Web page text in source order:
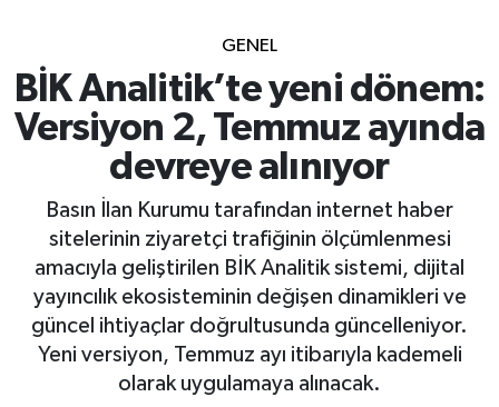
GENEL
BİK Analitik’te yeni dönem:
Versiyon 2, Temmuz ayında
devreye alınıyor
Basın İlan Kurumu tarafından internet haber
sitelerinin ziyaretçi trafiğinin ölçümlenmesi
amacıyla geliştirilen BİK Analitik sistemi, dijital
yayıncılık ekosisteminin değişen dinamikleri ve
güncel ihtiyaçlar doğrultusunda güncelleniyor.
Yeni versiyon, Temmuz ayı itibarıyla kademeli
olarak uygulamaya alınacak.